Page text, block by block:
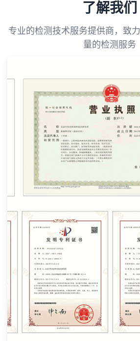
了解我们
专业的检测技术服务提供商，致
量的检测服务